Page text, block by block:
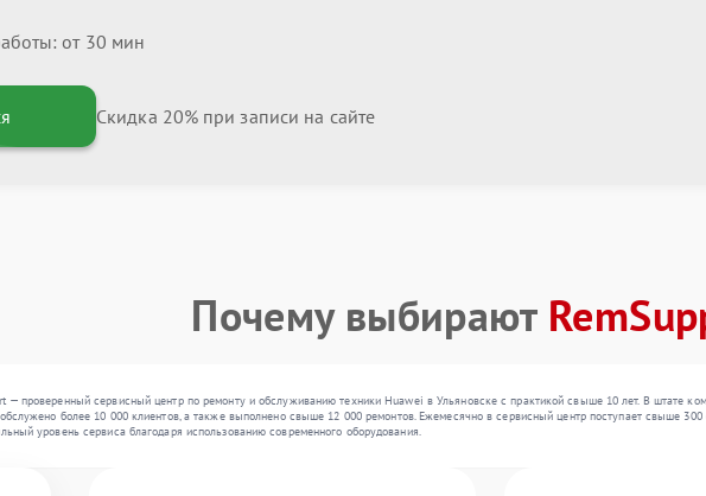
от 30 мин
Скидка 20% при записи на сайте
Почему выбирают
— проверенный сервисный центр по ремонту и обслуживанию техники Huawei в Ульяновске с практикой свыше 10 лет. В штате
более 10 000 клиентов, а также выполнено свыше 12 000 ремонтов. Ежемесячно в сервисный центр поступает свыше
уровень сервиса благодаря использованию современного оборудования.